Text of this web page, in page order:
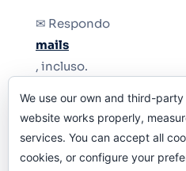
✉ Respondo
mails
, incluso.
Y si una persona no
le quiten el teléfono.
We use our own and third-
website works properly,
services. You can accept all
cookies, or configure your